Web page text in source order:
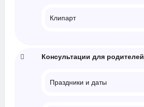
Клипарт
Консультации для родителей
Праздники и даты